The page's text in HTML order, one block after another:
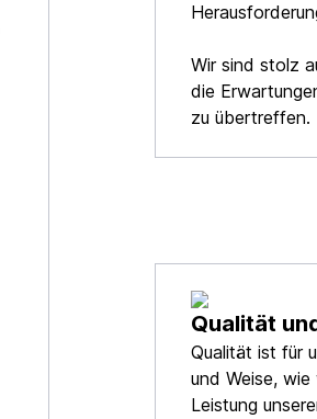
Wir sind stolz
die
zu übertreffen.
Qualität
Qualität ist für
und Weise,
Leistung